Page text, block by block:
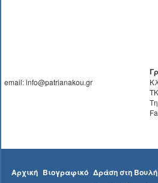
email: info@patrianakou.gr
Αρχική Βιογραφικό Δράση στη Βουλή